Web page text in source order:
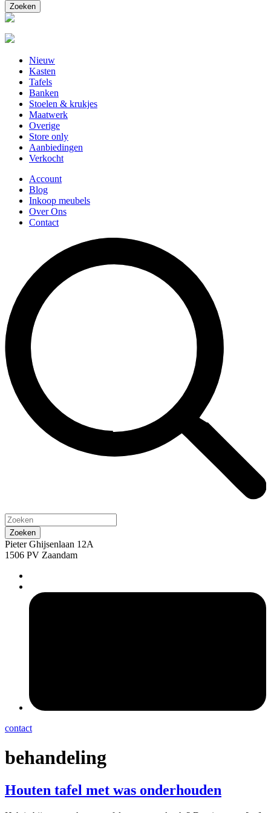
Nieuw
Kasten
Tafels
Banken
Stoelen & krukjes
Maatwerk
Overige
Store only
Aanbiedingen
Verkocht
Account
Blog
Inkoop meubels
Over Ons
Contact
Pieter Ghijsenlaan 12A
1506 PV Zaandam
contact
behandeling
Houten tafel met was onderhouden